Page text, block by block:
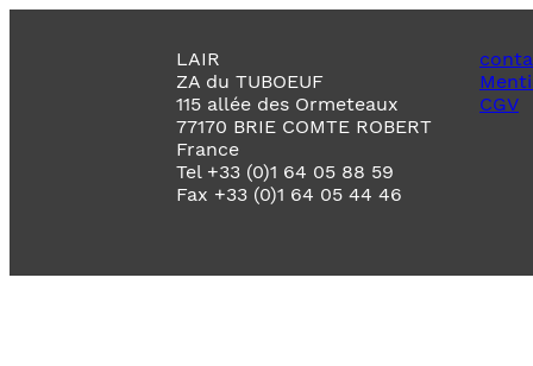
LAIR
ZA du TUBOEUF
115 allée des Ormeteaux
77170 BRIE COMTE ROBERT
France
Tel +33 (0)1 64 05 88 59
Fax +33 (0)1 64 05 44 46
CGV